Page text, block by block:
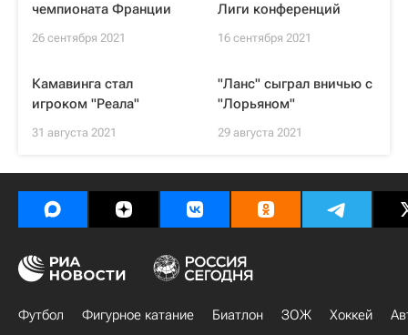
чемпионата Франции
26 сентября 2021
Лиги конференций
16 сентября 2021
Камавинга стал
игроком "Реала"
31 августа 2021
"Ланс" сыграл вничью с
"Лорьяном"
29 августа 2021
Футбол Фигурное катание Биатлон ЗОЖ Хоккей